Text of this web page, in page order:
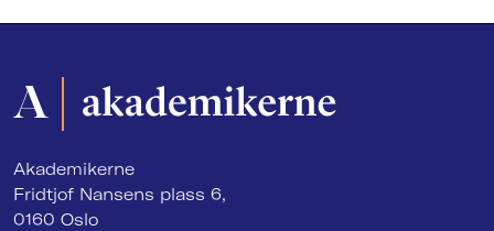
Akademikerne
Fridtjof Nansens plass 6,
0160 Oslo